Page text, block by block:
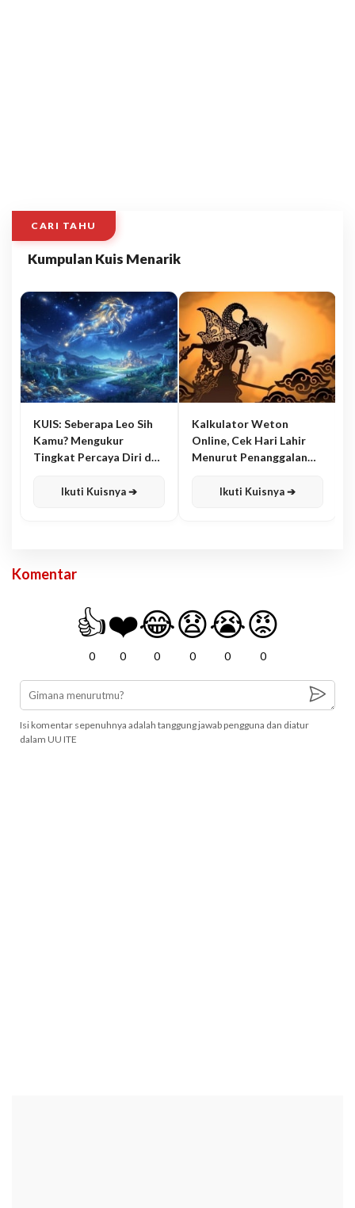
CARI TAHU
Kumpulan Kuis Menarik
KUIS: Seberapa Leo Sih
Kamu? Mengukur
Tingkat Percaya Diri dan
Ikuti Kuisnya ➔
Kalkulator Weton
Online, Cek Hari Lahir
Menurut Penanggalan
Ikuti Kuisnya ➔
Komentar
👍
0
❤️
0
😂
0
😧
0
😭
0
😡
0
Isi komentar sepenuhnya adalah tanggung jawab pengguna dan diatur
dalam UU ITE